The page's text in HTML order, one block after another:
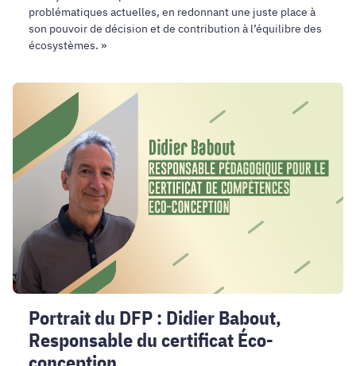
problématiques actuelles, en redonnant une juste place à
son pouvoir de décision et de contribution à l’équilibre des
écosystèmes. »
Portrait
DFP
Didier
Babout,
Responsable
certificat
Éco-
conception
Portrait du DFP : Didier Babout,
Responsable du certificat Éco-